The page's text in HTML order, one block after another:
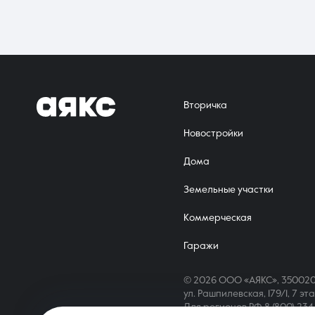
Вторичка
Новостройки
Дома
Земельные участки
Коммерческая
Гаражи
© 2026 ООО «АЯКС»,
ул. Рашпилевская, 179/1, 7
Для регионов РФ8 (800)